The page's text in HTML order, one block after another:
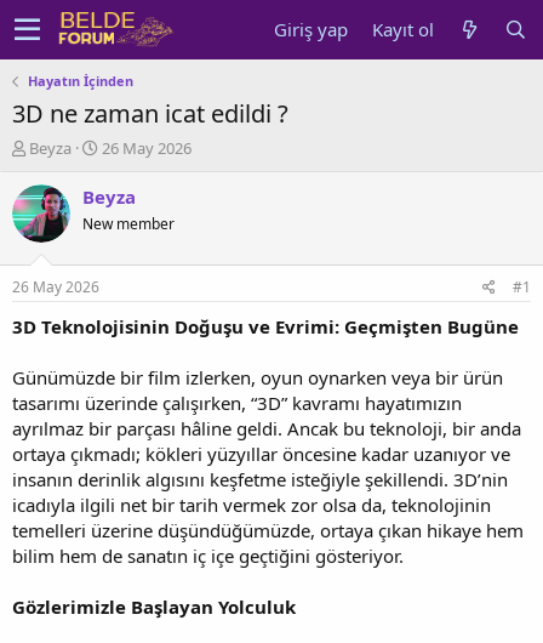
Giriş yap Kayıt ol
Hayatın İçinden
3D ne zaman icat edildi ?
K
n
u
y
b
a
ş
t
a
n
Beyza
B
ş
a
ç
r
i
h
i
26 May 2026
Beyza
New member
26 May 2026 #1
3D Teknolojisinin Doğuşu ve Evrimi: Geçmişten Bugüne
Günümüzde bir film izlerken, oyun oynarken veya bir ürün
tasarımı üzerinde çalışırken, “3D” kavramı hayatımızın
ayrılmaz bir parçası hâline geldi. Ancak bu teknoloji, bir anda
ortaya çıkmadı; kökleri yüzyıllar öncesine kadar uzanıyor ve
insanın derinlik algısını keşfetme isteğiyle şekillendi. 3D’nin
icadıyla ilgili net bir tarih vermek zor olsa da, teknolojinin
temelleri üzerine düşündüğümüzde, ortaya çıkan hikaye hem
bilim hem de sanatın iç içe geçtiğini gösteriyor.
Gözlerimizle Başlayan Yolculuk